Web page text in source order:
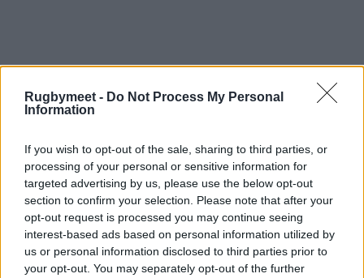
Rugbymeet - Do Not Process My Personal
Information
If you wish to opt-out of the sale, sharing to third parties, or
processing of your personal or sensitive information for
targeted advertising by us, please use the below opt-out
section to confirm your selection. Please note that after your
opt-out request is processed you may continue seeing
interest-based ads based on personal information utilized by
us or personal information disclosed to third parties prior to
your opt-out. You may separately opt-out of the further
Consulta l'intero catalogo RM -
materiale per il rugby ad ogni